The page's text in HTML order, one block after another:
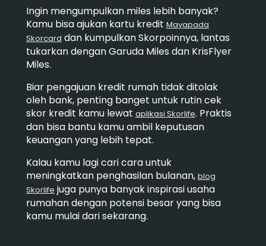
Ingin mengumpulkan miles lebih banyak?
Kamu bisa ajukan kartu kredit Mayapada
Skorcard dan kumpulkan Skorpoinnya, lantas
tukarkan dengan Garuda Miles dan KrisFlyer
Miles.
Biar pengajuan kredit rumah tidak ditolak
oleh bank, penting banget untuk rutin cek
skor kredit kamu lewat aplikasi Skorlife. Praktis
dan bisa bantu kamu ambil keputusan
keuangan yang lebih tepat.
Kalau kamu lagi cari cara untuk
meningkatkan penghasilan bulanan, blog
Skorlife juga punya banyak inspirasi usaha
rumahan dengan potensi besar yang bisa
kamu mulai dari sekarang.